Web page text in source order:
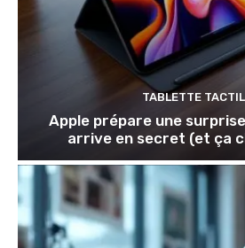
TABLETTE
Apple prépare une surprise
arrive en secret (et ça